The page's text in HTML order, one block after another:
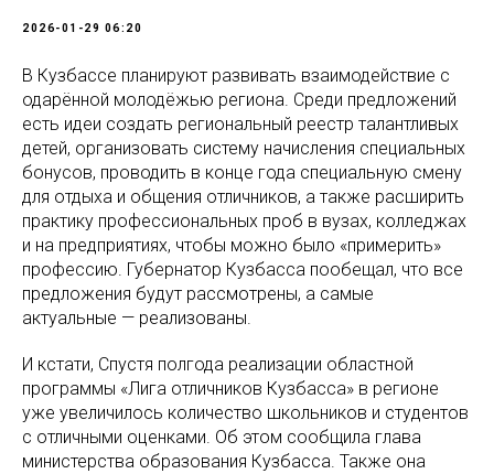
2026-01-29 06:20
В Кузбассе планируют развивать взаимодействие с
одарённой молодёжью региона. Среди предложений
есть идеи создать региональный реестр талантливых
детей, организовать систему начисления специальных
бонусов, проводить в конце года специальную смену
для отдыха и общения отличников, а также расширить
практику профессиональных проб в вузах, колледжах
и на предприятиях, чтобы можно было «примерить»
профессию. Губернатор Кузбасса пообещал, что все
предложения будут рассмотрены, а самые
актуальные — реализованы.
И кстати, Спустя полгода реализации областной
программы «Лига отличников Кузбасса» в регионе
уже увеличилось количество школьников и студентов
с отличными оценками. Об этом сообщила глава
министерства образования Кузбасса. Также она